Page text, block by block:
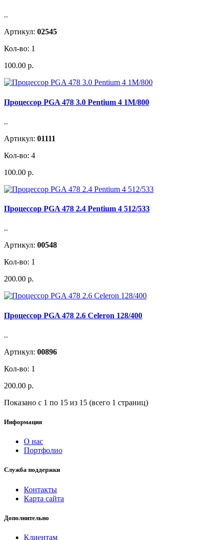
..
Артикул: 02545
Кол-во: 1
100.00 р.
Процессор PGA 478 3.0 Pentium 4 1M/800
..
Артикул: 01111
Кол-во: 4
100.00 р.
Процессор PGA 478 2.4 Pentium 4 512/533
..
Артикул: 00548
Кол-во: 1
200.00 р.
Процессор PGA 478 2.6 Celeron 128/400
..
Артикул: 00896
Кол-во: 1
200.00 р.
Показано с 1 по 15 из 15 (всего 1 страниц)
Информация
О нас
Портфолио
Служба поддержки
Контакты
Карта сайта
Дополнительно
Клиентам